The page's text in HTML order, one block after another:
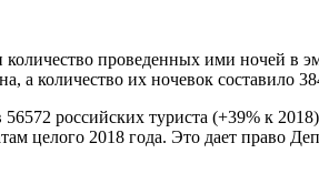
проведенных ими ночей в
а количество их ночевок составило
российских туриста (+39% к
целого 2018 года. Это дает право